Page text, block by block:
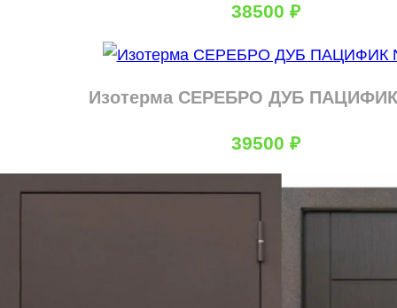
38500 ₽
Изотерма СЕРЕБРО ДУБ ПАЦИФИК
39500 ₽